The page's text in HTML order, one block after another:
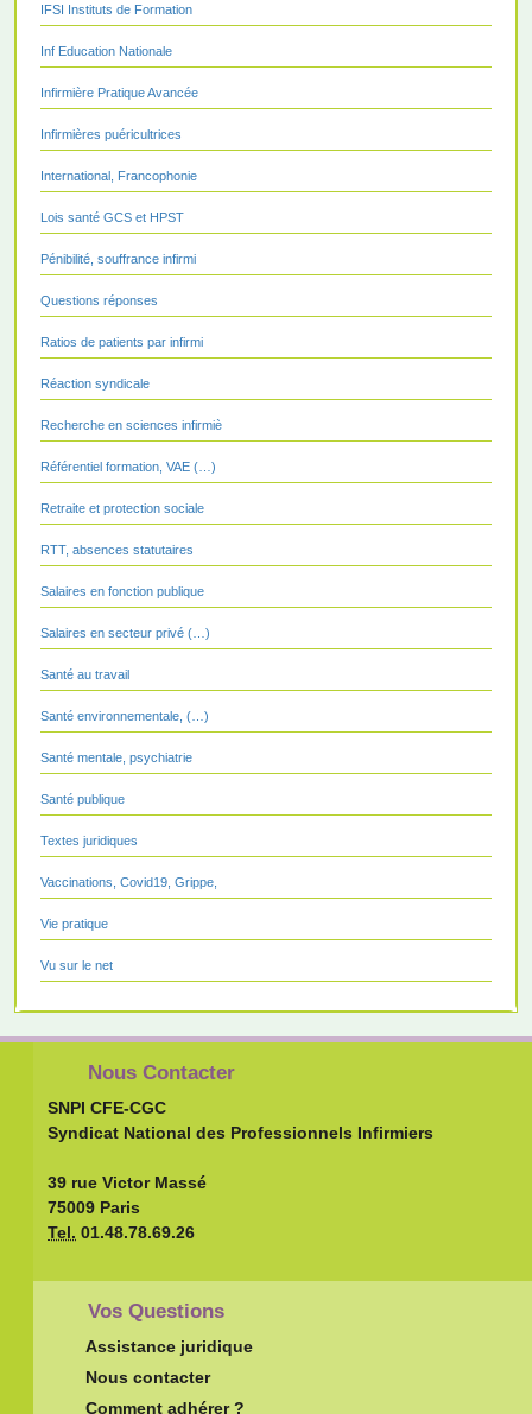
IFSI Instituts de Formation
Inf Education Nationale
Infirmière Pratique Avancée
Infirmières puéricultrices
International, Francophonie
Lois santé GCS et HPST
Pénibilité, souffrance infirmi
Questions réponses
Ratios de patients par infirmi
Réaction syndicale
Recherche en sciences infirmiè
Référentiel formation, VAE (…)
Retraite et protection sociale
RTT, absences statutaires
Salaires en fonction publique
Salaires en secteur privé (…)
Santé au travail
Santé environnementale, (…)
Santé mentale, psychiatrie
Santé publique
Textes juridiques
Vaccinations, Covid19, Grippe,
Vie pratique
Vu sur le net
Nous Contacter
SNPI CFE-CGC
Syndicat National des Professionnels Infirmiers
39 rue Victor Massé
75009 Paris
Tel. 01.48.78.69.26
Vos Questions
Assistance juridique
Nous contacter
Comment adhérer ?